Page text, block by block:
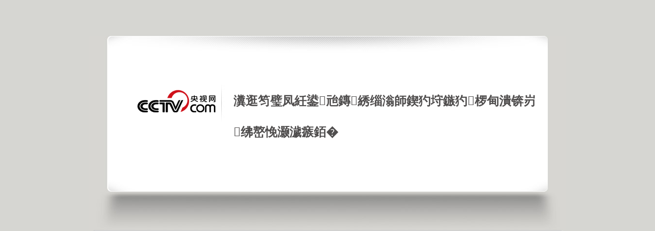
瀵逛笉璧凤紝鍙兘鏄綉缁滃師鍥犳垨鏃犳椤甸潰锛岃
绋嶅悗灏濊瘯銆�